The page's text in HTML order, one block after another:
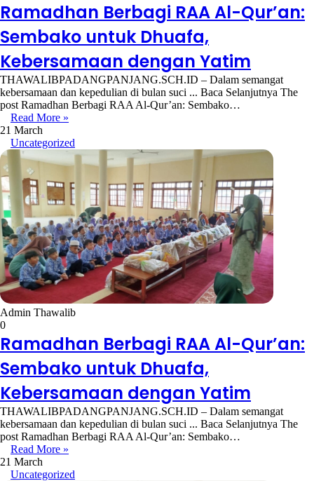
Ramadhan Berbagi RAA Al-Qur’an:
Sembako untuk Dhuafa,
Kebersamaan dengan Yatim
THAWALIBPADANGPANJANG.SCH.ID – Dalam semangat
kebersamaan dan kepedulian di bulan suci ... Baca Selanjutnya The
post Ramadhan Berbagi RAA Al-Qur’an: Sembako…
Read More »
21 March
Uncategorized
Admin Thawalib
0
Ramadhan Berbagi RAA Al-Qur’an:
Sembako untuk Dhuafa,
Kebersamaan dengan Yatim
THAWALIBPADANGPANJANG.SCH.ID – Dalam semangat
kebersamaan dan kepedulian di bulan suci ... Baca Selanjutnya The
post Ramadhan Berbagi RAA Al-Qur’an: Sembako…
Read More »
21 March
Uncategorized